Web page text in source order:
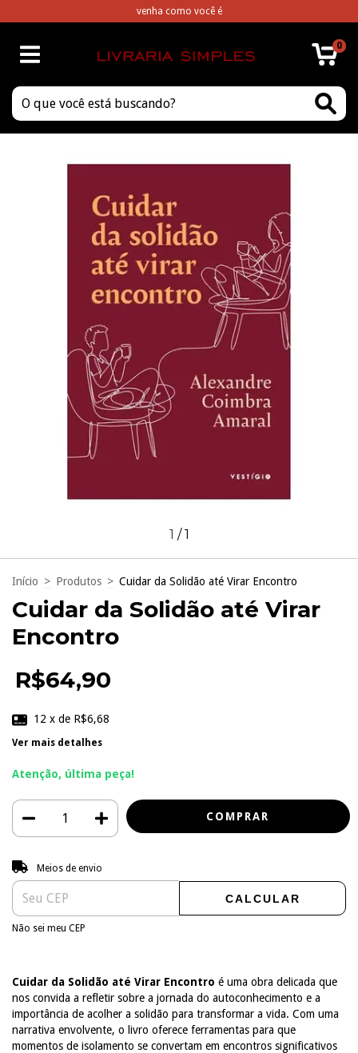
venha como você é
0
1 /1
Início > Produtos > Cuidar da Solidão até Virar Encontro
Cuidar da Solidão até Virar
Encontro
R$64,90
12 x de R$6,68
Ver mais detalhes
Atenção, última peça!
Entregas para o CEP:
Meios de envio
CALCULAR
Não sei meu CEP
Cuidar da Solidão até Virar Encontro é uma obra delicada que
nos convida a refletir sobre a jornada do autoconhecimento e a
importância de acolher a solidão para transformar a vida. Com uma
narrativa envolvente, o livro oferece ferramentas para que
momentos de isolamento se convertam em encontros significativos